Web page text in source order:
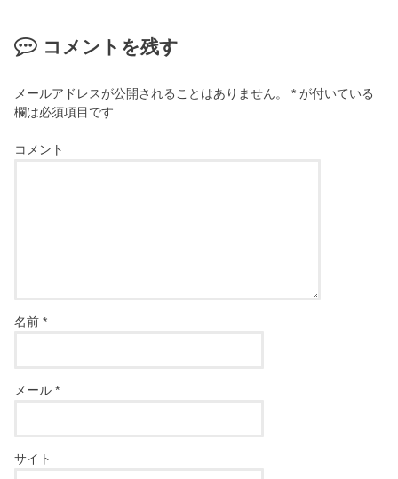
コメントを残す
メールアドレスが公開されることはありません。 * が付いている
欄は必須項目です
コメント
名前*
メール*
サイト